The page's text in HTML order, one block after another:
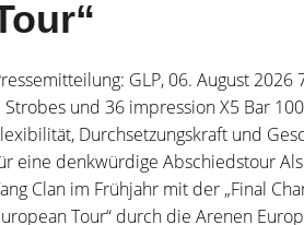
GLP, 06. August 2026
Strobes und 36 impression X5 Bar
Durchsetzungskraft und
eine denkwürdige Abschiedstour
Clan im Frühjahr mit der „Final
Tour“ durch die Arenen